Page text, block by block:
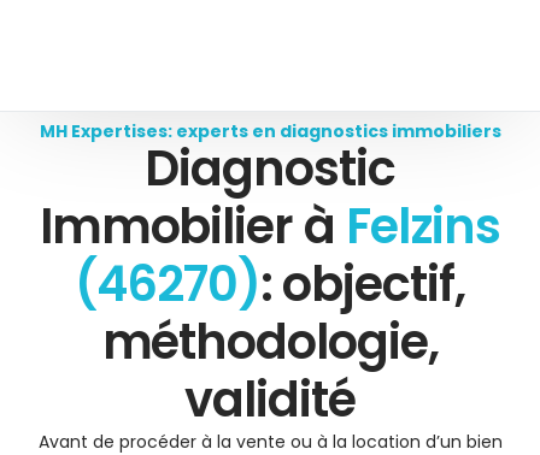
MH Expertises: experts en diagnostics immobiliers
Diagnostic
Immobilier à Felzins
(46270): objectif,
méthodologie,
validité
Avant de procéder à la vente ou à la location d’un bien